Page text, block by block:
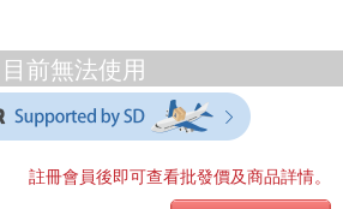
目前無法使用
註冊會員後即可查看批發價及商品詳情。